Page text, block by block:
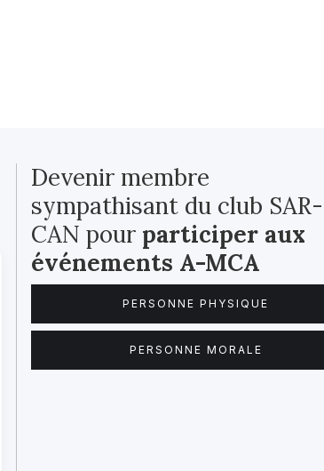
Devenir membre
sympathisant du club SAR-
CAN pour participer aux
événements A-MCA
PERSONNE PHYSIQUE
PERSONNE MORALE